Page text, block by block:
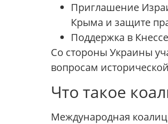
Приглашение
Крыма и защите
Поддержка в
Со стороны Украины
вопросам
Что такое
Международная